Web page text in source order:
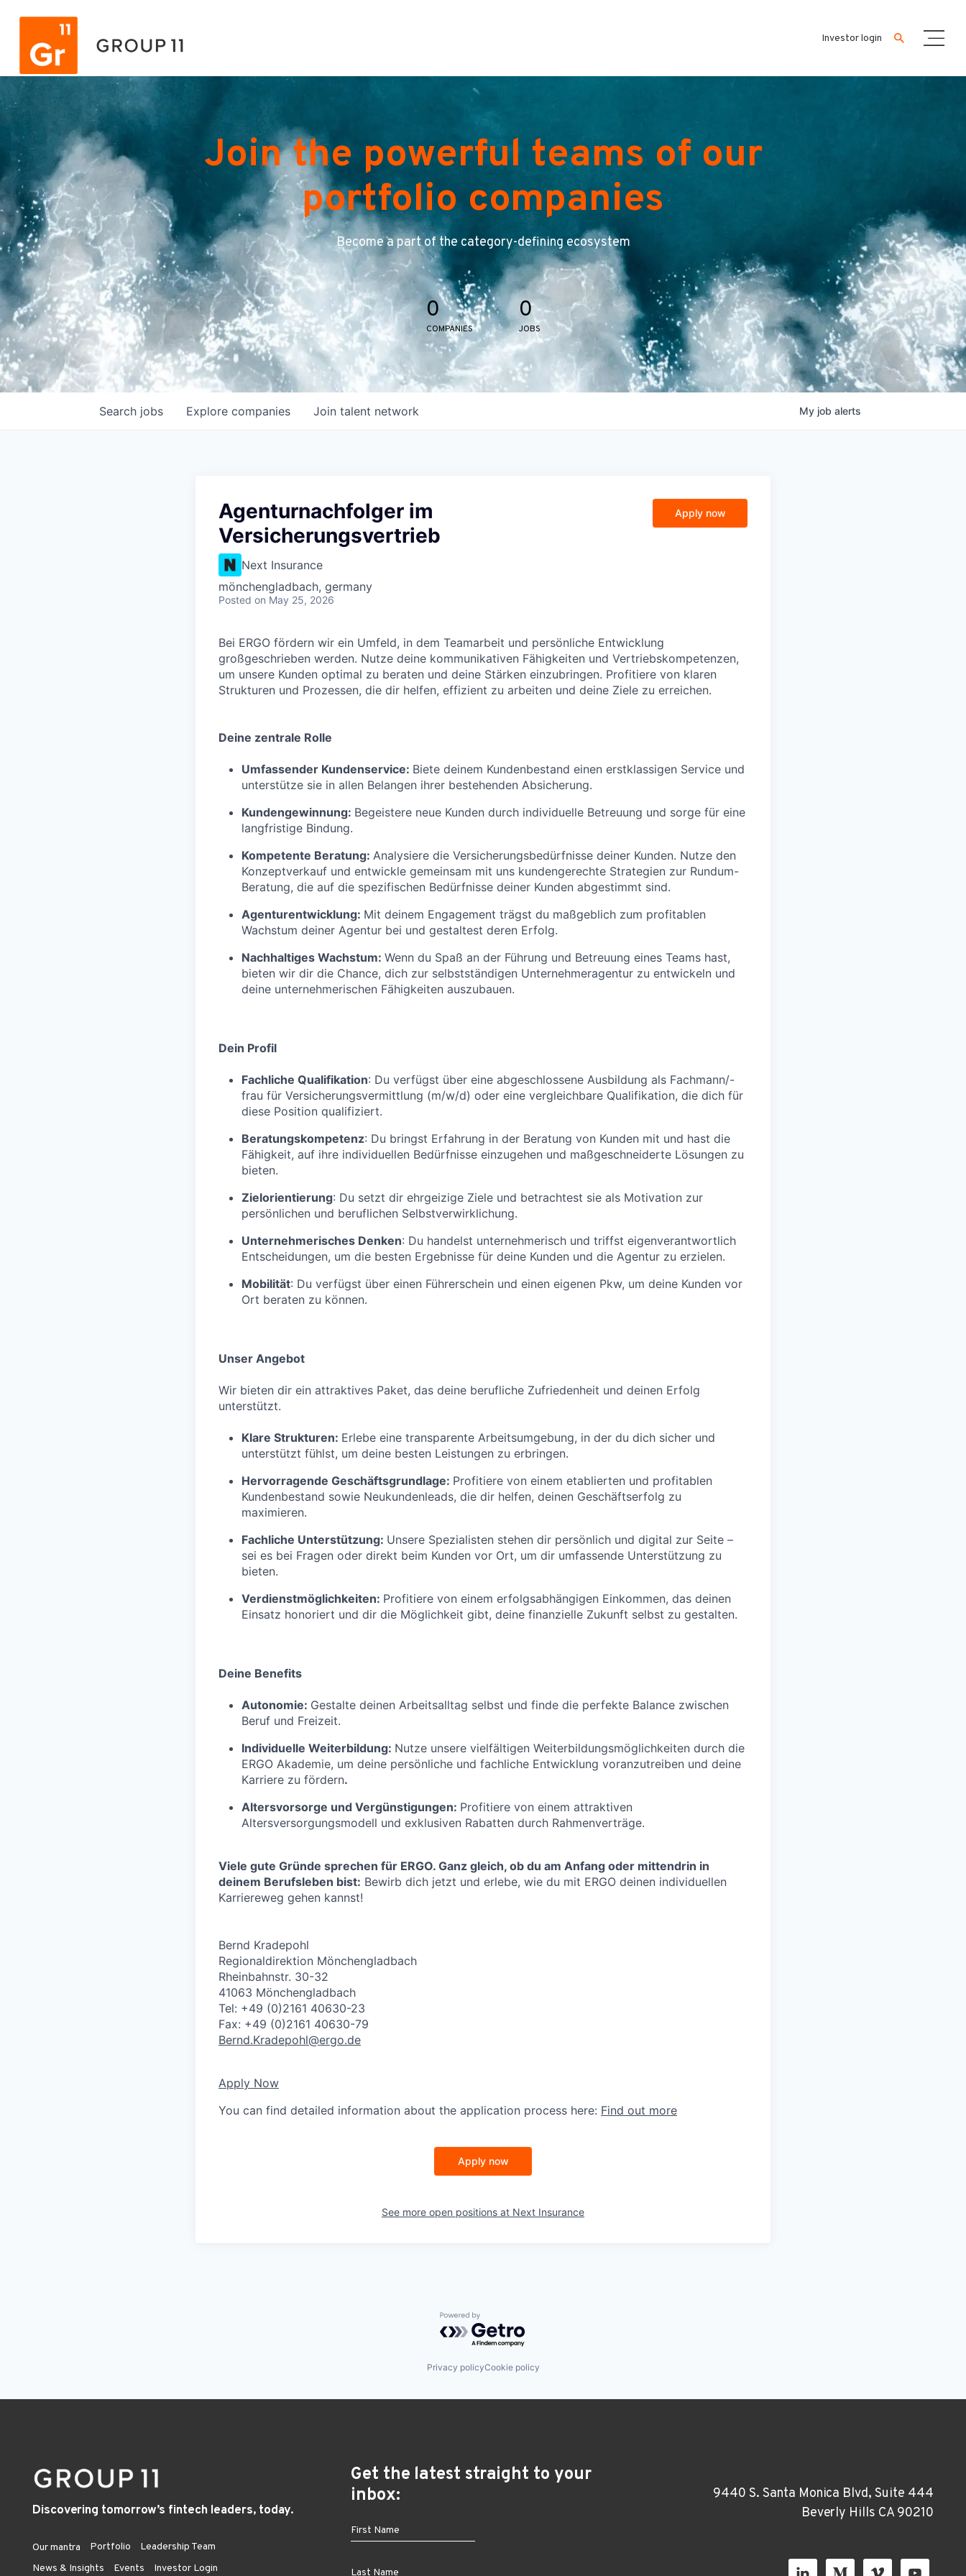
Investor login
Join the powerful teams of our
portfolio companies
Become a part of the category-defining ecosystem
0
COMPANIES
0
JOBS
Search jobs Explore companies Join talent network My job alerts
Agenturnachfolger im
Versicherungsvertrieb
Next Insurance
mönchengladbach, germany
Posted on May 25, 2026
Apply now
Bei ERGO fördern wir ein Umfeld, in dem Teamarbeit und persönliche Entwicklung
großgeschrieben werden. Nutze deine kommunikativen Fähigkeiten und Vertriebskompetenzen,
um unsere Kunden optimal zu beraten und deine Stärken einzubringen. Profitiere von klaren
Strukturen und Prozessen, die dir helfen, effizient zu arbeiten und deine Ziele zu erreichen.
Deine zentrale Rolle
Umfassender Kundenservice: Biete deinem Kundenbestand einen erstklassigen Service und
unterstütze sie in allen Belangen ihrer bestehenden Absicherung.
Kundengewinnung: Begeistere neue Kunden durch individuelle Betreuung und sorge für eine
langfristige Bindung.
Kompetente Beratung: Analysiere die Versicherungsbedürfnisse deiner Kunden. Nutze den
Konzeptverkauf und entwickle gemeinsam mit uns kundengerechte Strategien zur Rundum-
Beratung, die auf die spezifischen Bedürfnisse deiner Kunden abgestimmt sind.
Agenturentwicklung: Mit deinem Engagement trägst du maßgeblich zum profitablen
Wachstum deiner Agentur bei und gestaltest deren Erfolg.
Nachhaltiges Wachstum: Wenn du Spaß an der Führung und Betreuung eines Teams hast,
bieten wir dir die Chance, dich zur selbstständigen Unternehmeragentur zu entwickeln und
deine unternehmerischen Fähigkeiten auszubauen.
Dein Profil
Fachliche Qualifikation: Du verfügst über eine abgeschlossene Ausbildung als Fachmann/-
frau für Versicherungsvermittlung (m/w/d) oder eine vergleichbare Qualifikation, die dich für
diese Position qualifiziert.
Beratungskompetenz: Du bringst Erfahrung in der Beratung von Kunden mit und hast die
Fähigkeit, auf ihre individuellen Bedürfnisse einzugehen und maßgeschneiderte Lösungen zu
bieten.
Zielorientierung: Du setzt dir ehrgeizige Ziele und betrachtest sie als Motivation zur
persönlichen und beruflichen Selbstverwirklichung.
Unternehmerisches Denken: Du handelst unternehmerisch und triffst eigenverantwortlich
Entscheidungen, um die besten Ergebnisse für deine Kunden und die Agentur zu erzielen.
Mobilität: Du verfügst über einen Führerschein und einen eigenen Pkw, um deine Kunden vor
Ort beraten zu können.
Unser Angebot
Wir bieten dir ein attraktives Paket, das deine berufliche Zufriedenheit und deinen Erfolg
unterstützt.
Klare Strukturen: Erlebe eine transparente Arbeitsumgebung, in der du dich sicher und
unterstützt fühlst, um deine besten Leistungen zu erbringen.
Hervorragende Geschäftsgrundlage: Profitiere von einem etablierten und profitablen
Kundenbestand sowie Neukundenleads, die dir helfen, deinen Geschäftserfolg zu
maximieren.
Fachliche Unterstützung: Unsere Spezialisten stehen dir persönlich und digital zur Seite –
sei es bei Fragen oder direkt beim Kunden vor Ort, um dir umfassende Unterstützung zu
bieten.
Verdienstmöglichkeiten: Profitiere von einem erfolgsabhängigen Einkommen, das deinen
Einsatz honoriert und dir die Möglichkeit gibt, deine finanzielle Zukunft selbst zu gestalten.
Deine Benefits
Autonomie: Gestalte deinen Arbeitsalltag selbst und finde die perfekte Balance zwischen
Beruf und Freizeit.
Individuelle Weiterbildung: Nutze unsere vielfältigen Weiterbildungsmöglichkeiten durch die
ERGO Akademie, um deine persönliche und fachliche Entwicklung voranzutreiben und deine
Karriere zu fördern.
Altersvorsorge und Vergünstigungen: Profitiere von einem attraktiven
Altersversorgungsmodell und exklusiven Rabatten durch Rahmenverträge.
Viele gute Gründe sprechen für ERGO. Ganz gleich, ob du am Anfang oder mittendrin in
deinem Berufsleben bist: Bewirb dich jetzt und erlebe, wie du mit ERGO deinen individuellen
Karriereweg gehen kannst!
Bernd Kradepohl
Regionaldirektion Mönchengladbach
Rheinbahnstr. 30-32
41063 Mönchengladbach
Tel: +49 (0)2161 40630-23
Fax: +49 (0)2161 40630-79
Bernd.Kradepohl@ergo.de
Apply Now
You can find detailed information about the application process here: Find out more
Apply now
See more open positions at Next Insurance
Powered by Getro.com
Privacy policyCookie policy
Discovering tomorrow’s fintech leaders, today.
Our mantra Portfolio
Leadership Team
News & Insights
Events Investor Login
Get the latest straight to your
inbox:
9440 S. Santa Monica Blvd, Suite 444
Beverly Hills CA 90210